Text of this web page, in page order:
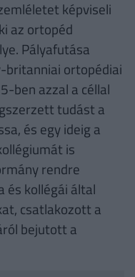
képviseli
az ortopéd
Pályafutása
britanniai ortopédiai
ben azzal a céllal
tudást a
és egy ideig a
is
rendre
és kollégái által
csatlakozott a
bejutott a